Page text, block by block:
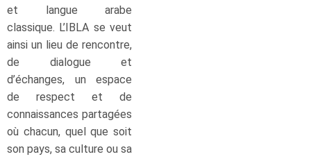
et langue arabe
classique. L’IBLA se veut
ainsi un lieu de rencontre,
de dialogue et
d’échanges, un espace
de respect et de
connaissances partagées
où chacun, quel que soit
son pays, sa culture ou sa